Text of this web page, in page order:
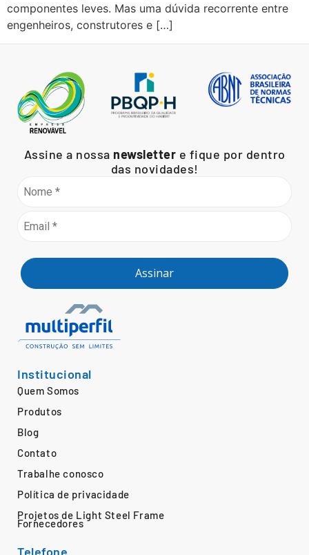
componentes leves. Mas uma dúvida recorrente entre
engenheiros, construtores e […]
Assine a nossa newsletter e fique por dentro
das novidades!
Assinar
Institucional
Quem Somos
Produtos
Blog
Contato
Trabalhe conosco
Política de privacidade
Projetos de Light Steel Frame
Fornecedores
Telefone